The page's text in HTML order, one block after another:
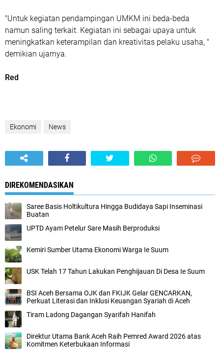
"Untuk kegiatan pendampingan UMKM ini beda-beda
namun saling terkait. Kegiatan ini sebagai upaya untuk
meningkatkan keterampilan dan kreativitas pelaku usaha, "
demikian ujarnya.
Red
Ekonomi News
DIREKOMENDASIKAN
Saree Basis Holtikultura Hingga Budidaya Sapi Inseminasi
Buatan
UPTD Ayam Petelur Sare Masih Berproduksi
Kemiri Sumber Utama Ekonomi Warga Ie Suum
USK Telah 17 Tahun Lakukan Penghijauan Di Desa Ie Suum
BSI Aceh Bersama OJK dan FKIJK Gelar GENCARKAN,
Perkuat Literasi dan Inklusi Keuangan Syariah di Aceh
Tiram Ladong Dagangan Syarifah Hanifah
Direktur Utama Bank Aceh Raih Pemred Award 2026 atas
Komitmen Keterbukaan Informasi